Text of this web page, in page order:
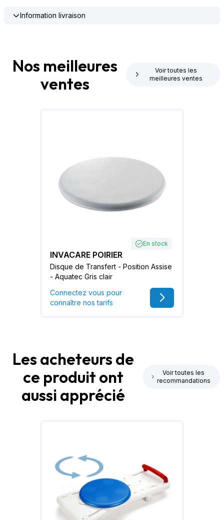
Information livraison
Nos meilleures
ventes
Voir toutes les
meilleures ventes
En stock
INVACARE POIRIER
Disque de Transfert - Position Assise
- Aquatec Gris clair
Connectez vous pour
connaître nos tarifs
Les acheteurs de
ce produit ont
aussi apprécié
Voir toutes les
recommandations